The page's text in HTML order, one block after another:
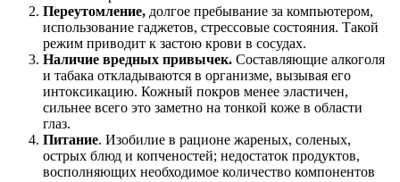
Переутомление, долгое пребывание за компьютером,
использование гаджетов, стрессовые состояния. Такой
режим приводит к застою крови в сосудах.
Наличие вредных привычек. Составляющие алкоголя
и табака откладываются в организме, вызывая его
интоксикацию. Кожный покров менее эластичен,
сильнее всего это заметно на тонкой коже в области
глаз.
Питание. Изобилие в рационе жареных, соленых,
острых блюд и копченостей; недостаток продуктов,
восполняющих необходимое количество компонентов